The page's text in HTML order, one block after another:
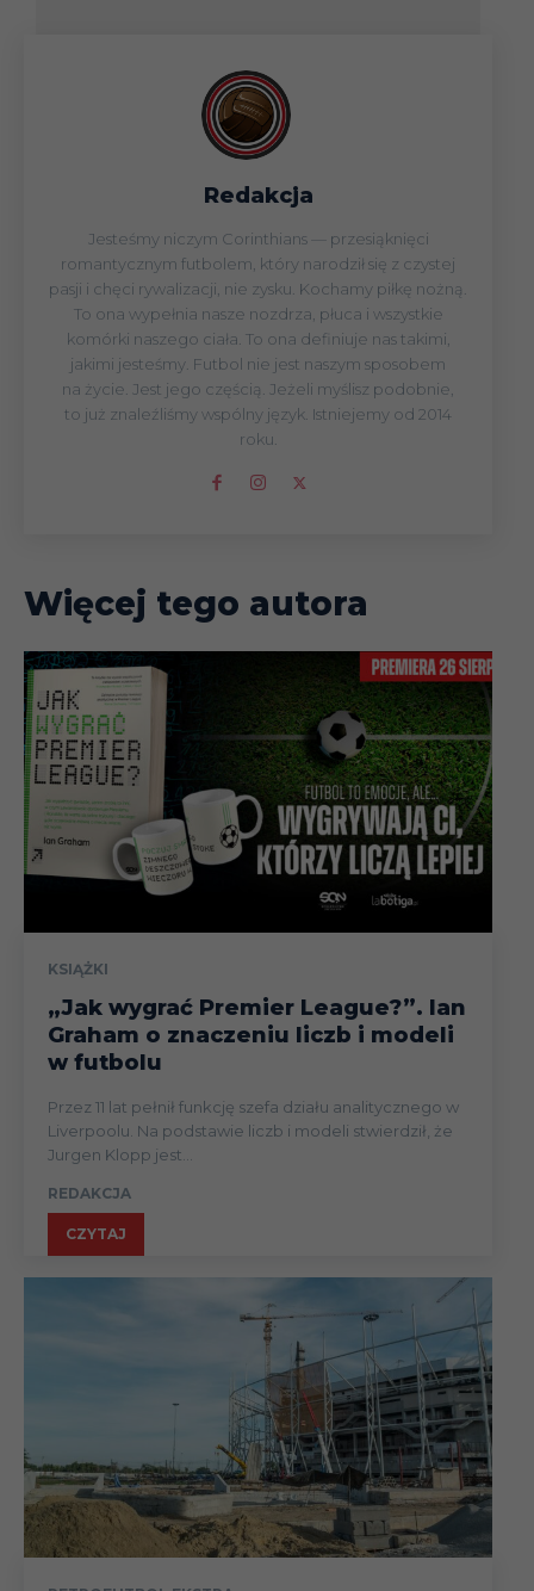
Redakcja
Jesteśmy niczym Corinthians — przesiąknięci
romantycznym futbolem, który narodził się z czystej
pasji i chęci rywalizacji, nie zysku. Kochamy piłkę nożną.
To ona wypełnia nasze nozdrza, płuca i wszystkie
komórki naszego ciała. To ona definiuje nas takimi,
jakimi jesteśmy. Futbol nie jest naszym sposobem
na życie. Jest jego częścią. Jeżeli myślisz podobnie,
to już znaleźliśmy wspólny język. Istniejemy od 2014
roku.
Więcej tego autora
KSIĄŻKI
„Jak wygrać Premier League?”. Ian
Graham o znaczeniu liczb i modeli
w futbolu
Przez 11 lat pełnił funkcję szefa działu analitycznego w
Liverpoolu. Na podstawie liczb i modeli stwierdził, że
Jurgen Klopp jest...
REDAKCJA
CZYTAJ